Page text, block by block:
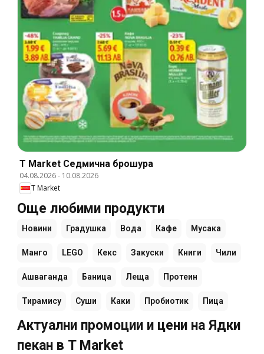
T Market Cедмична брошура
04.08.2026- 10.08.2026
T Market
Още любими продукти
Новини Градушка Вода Кафе Мусака
Манго LEGO Кекс Закуски Книги Чили
Ашваганда Баница Леща Протеин
Тирамису Суши Каки Пробиотик Пица
Актуални промоции и цени на Ядки
пекан в T Market